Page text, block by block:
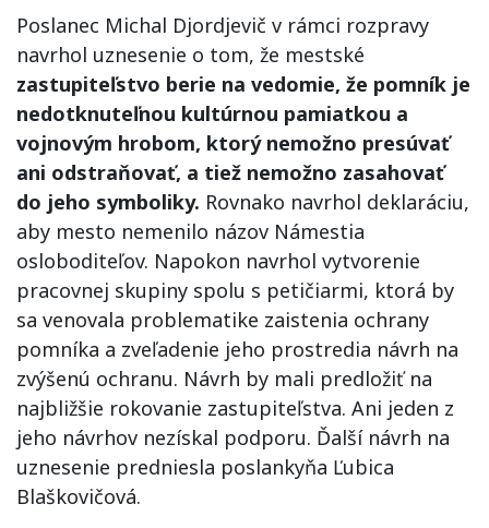
Poslanec Michal Djordjevič v rámci rozpravy
navrhol uznesenie o tom, že mestské
zastupiteľstvo berie na vedomie, že pomník je
nedotknuteľnou kultúrnou pamiatkou a
vojnovým hrobom, ktorý nemožno presúvať
ani odstraňovať, a tiež nemožno zasahovať
do jeho symboliky. Rovnako navrhol deklaráciu,
aby mesto nemenilo názov Námestia
osloboditeľov. Napokon navrhol vytvorenie
pracovnej skupiny spolu s petičiarmi, ktorá by
sa venovala problematike zaistenia ochrany
pomníka a zveľadenie jeho prostredia návrh na
zvýšenú ochranu. Návrh by mali predložiť na
najbližšie rokovanie zastupiteľstva. Ani jeden z
jeho návrhov nezískal podporu. Ďalší návrh na
uznesenie predniesla poslankyňa Ľubica
Blaškovičová.